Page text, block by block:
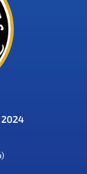
2024